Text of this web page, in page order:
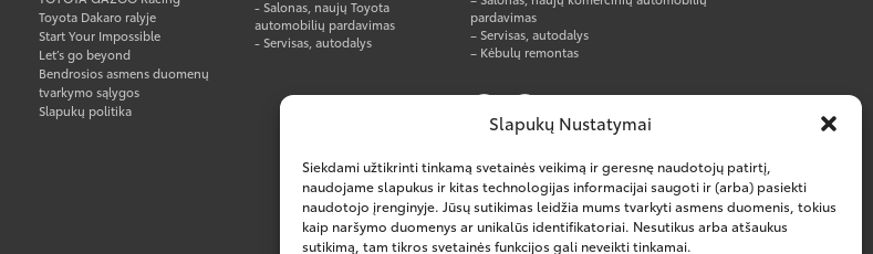
Slapukų Nustatymai
Siekdami užtikrinti tinkamą svetainės veikimą ir geresnę naudotojų patirtį,
naudojame slapukus ir kitas technologijas informacijai saugoti ir (arba) pasiekti
naudotojo įrenginyje. Jūsų sutikimas leidžia mums tvarkyti asmens duomenis, tokius
kaip naršymo duomenys ar unikalūs identifikatoriai. Nesutikus arba atšaukus
sutikimą, tam tikros svetainės funkcijos gali neveikti tinkamai.
Toyota Dakaro ralyje
Start Your Impossible
Let’s go beyond
Bendrosios asmens duomenų
tvarkymo sąlygos
Slapukų politika
- Salonas, naujų Toyota
automobilių pardavimas
- Servisas, autodalys
pardavimas
– Servisas, autodalys
– Kėbulų remontas